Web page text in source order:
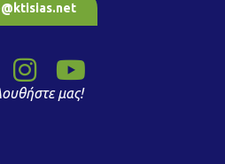
μας!